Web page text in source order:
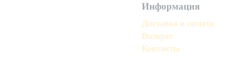
Информация
Доставка и оплата
Возврат
Контакты